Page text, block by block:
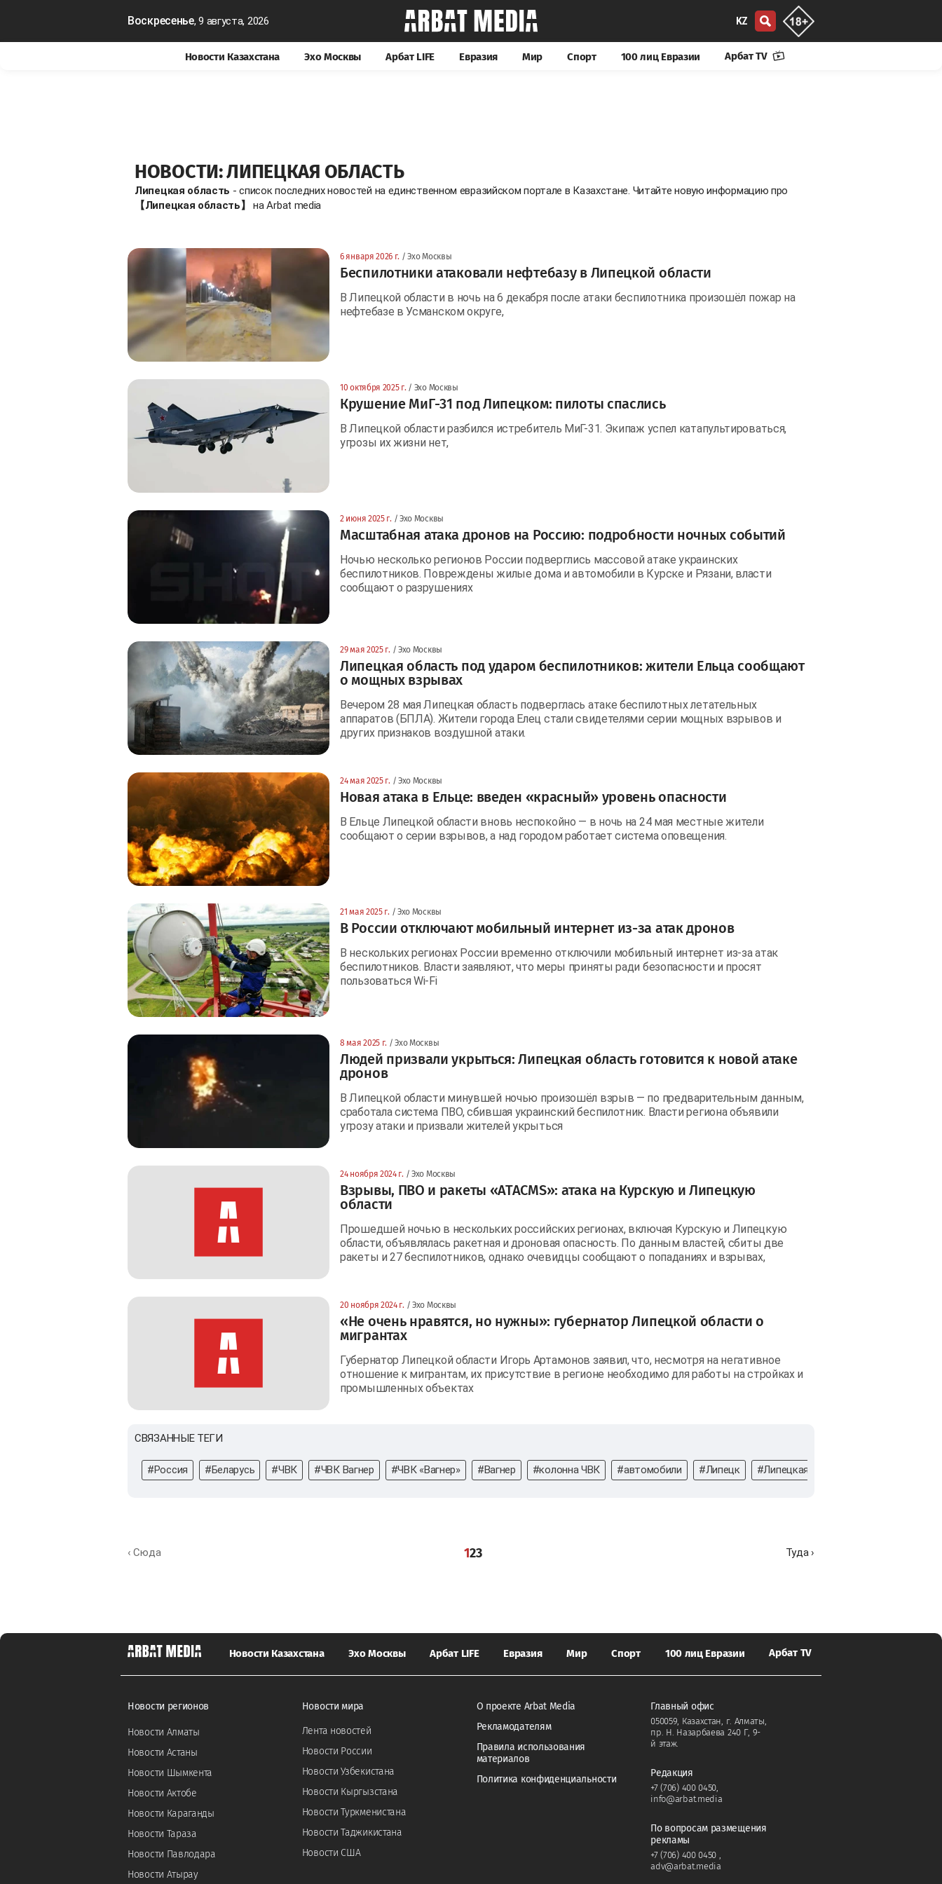
Воскресенье, 9 августа, 2026 KZ
Новости Казахстана Эхо Москвы Арбат LIFE Евразия Мир Спорт 100 лиц Евразии Арбат TV
НОВОСТИ: ЛИПЕЦКАЯ ОБЛАСТЬ
Липецкая область - список последних новостей на единственном евразийском портале в Казахстане. Читайте новую информацию про
【Липецкая область】
на Arbat media
6 января 2026 г. / Эхо Москвы
Беспилотники атаковали нефтебазу в Липецкой области
В Липецкой области в ночь на 6 декабря после атаки беспилотника произошёл пожар на
нефтебазе в Усманском округе,
10 октября 2025 г. / Эхо Москвы
Крушение МиГ-31 под Липецком: пилоты спаслись
В Липецкой области разбился истребитель МиГ-31. Экипаж успел катапультироваться,
угрозы их жизни нет,
2 июня 2025 г. / Эхо Москвы
Масштабная атака дронов на Россию: подробности ночных событий
Ночью несколько регионов России подверглись массовой атаке украинских
беспилотников. Повреждены жилые дома и автомобили в Курске и Рязани, власти
сообщают о разрушениях
29 мая 2025 г. / Эхо Москвы
Липецкая область под ударом беспилотников: жители Ельца сообщают
о мощных взрывах
Вечером 28 мая Липецкая область подверглась атаке беспилотных летательных
аппаратов (БПЛА). Жители города Елец стали свидетелями серии мощных взрывов и
других признаков воздушной атаки.
24 мая 2025 г. / Эхо Москвы
Новая атака в Ельце: введен «красный» уровень опасности
В Ельце Липецкой области вновь неспокойно — в ночь на 24 мая местные жители
сообщают о серии взрывов, а над городом работает система оповещения.
21 мая 2025 г. / Эхо Москвы
В России отключают мобильный интернет из-за атак дронов
В нескольких регионах России временно отключили мобильный интернет из-за атак
беспилотников. Власти заявляют, что меры приняты ради безопасности и просят
пользоваться Wi-Fi
8 мая 2025 г. / Эхо Москвы
Людей призвали укрыться: Липецкая область готовится к новой атаке
дронов
В Липецкой области минувшей ночью произошёл взрыв — по предварительным данным,
сработала система ПВО, сбившая украинский беспилотник. Власти региона объявили
угрозу атаки и призвали жителей укрыться
24 ноября 2024 г. / Эхо Москвы
Взрывы, ПВО и ракеты «ATACMS»: атака на Курскую и Липецкую
области
Прошедшей ночью в нескольких российских регионах, включая Курскую и Липецкую
области, объявлялась ракетная и дроновая опасность. По данным властей, сбиты две
ракеты и 27 беспилотников, однако очевидцы сообщают о попаданиях и взрывах,
20 ноября 2024 г. / Эхо Москвы
«Не очень нравятся, но нужны»: губернатор Липецкой области о
мигрантах
Губернатор Липецкой области Игорь Артамонов заявил, что, несмотря на негативное
отношение к мигрантам, их присутствие в регионе необходимо для работы на стройках и
промышленных объектах
СВЯЗАННЫЕ ТЕГИ
#Россия #Беларусь #ЧВК #ЧВК Вагнер #ЧВК «Вагнер» #Вагнер #колонна ЧВК #автомобили #Липецк #Липецкая область
‹ Сюда 123 Туда ›
Новости Казахстана Эхо Москвы Арбат LIFE Евразия Мир Спорт 100 лиц Евразии Арбат TV
Новости регионов
Новости Алматы
Новости Астаны
Новости Шымкента
Новости Актобе
Новости Караганды
Новости Тараза
Новости Павлодара
Новости Атырау
Новости мира
Лента новостей
Новости России
Новости Узбекистана
Новости Кыргызстана
Новости Туркменистана
Новости Таджикистана
Новости США
О проекте Arbat Media
Рекламодателям
Правила использования
материалов
Политика конфиденциальности
Главный офис
050059, Казахстан, г. Алматы,
пр. Н. Назарбаева 240 Г, 9-
й этаж.
Редакция
+7 (706) 400 0450
info@arbat.media
По вопросам размещения
рекламы
+7 (706) 400 0450
adv@arbat.media